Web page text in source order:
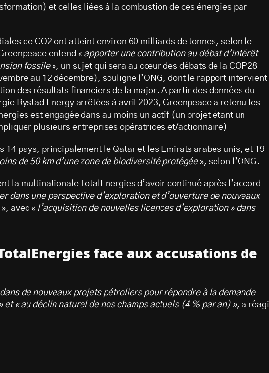
et celles liées à la combustion de ces énergies par
de CO2 ont atteint environ 60 milliards de tonnes, selon le
entend « apporter une contribution au débat d’intérêt
fossile», un sujet qui sera au cœur des débats de la COP28
au 12 décembre), souligne l’ONG, dont le rapport intervient
des résultats financiers de la major. A partir des données du
Rystad Energy arrêtées à avril 2023, Greenpeace a retenu les
est engagée dans au moins un actif (un projet étant un
plusieurs entreprises opératrices et/actionnaire)
pays, principalement le Qatar et les Emirats arabes unis, et 19
de 50 km d’une zone de biodiversité protégée», selon l’ONG.
la multinationale TotalEnergies d’avoir continué après l’accord
dans une perspective d’exploration et d’ouverture de nouveaux
», avec « l’acquisition de nouvelles licences d’exploration » dans
face aux accusations de
de nouveaux projets pétroliers pour répondre à la demande
et « au déclin naturel de nos champs actuels (4 % par an) », a réagi